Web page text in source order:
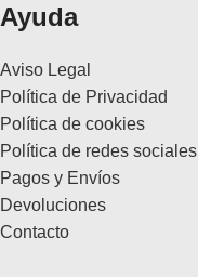
Ayuda
Aviso Legal
Política de Privacidad
Política de cookies
Política de redes sociales
Pagos y Envíos
Devoluciones
Contacto